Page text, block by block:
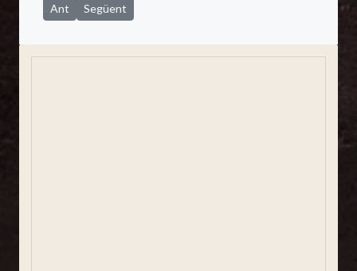
Article anterior: Situació i presentació
Ant Article següent: Agermanament entre dos pobles
Següent